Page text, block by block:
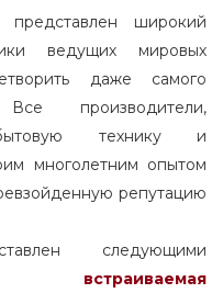
широкий
ведущих мировых
даже самого
Все производители,
технику и
многолетним опытом
репутацию
следующими
встраиваемая